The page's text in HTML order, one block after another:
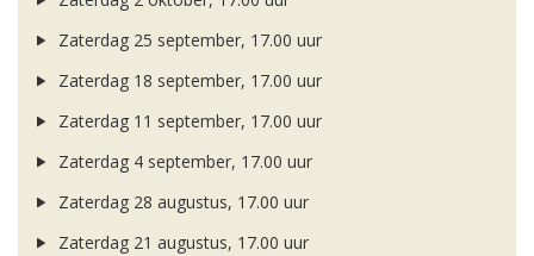
Zaterdag 25 september, 17.00 uur
Zaterdag 18 september, 17.00 uur
Zaterdag 11 september, 17.00 uur
Zaterdag 4 september, 17.00 uur
Zaterdag 28 augustus, 17.00 uur
Zaterdag 21 augustus, 17.00 uur